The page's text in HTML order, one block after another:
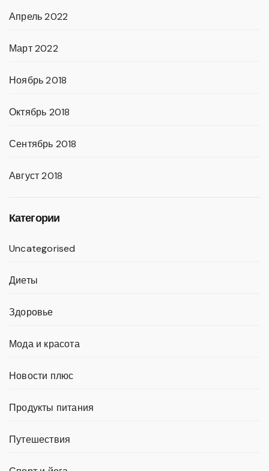
Апрель 2022
Март 2022
Ноябрь 2018
Октябрь 2018
Сентябрь 2018
Август 2018
Категории
Uncategorised
Диеты
Здоровье
Мода и красота
Новости плюс
Продукты питания
Путешествия